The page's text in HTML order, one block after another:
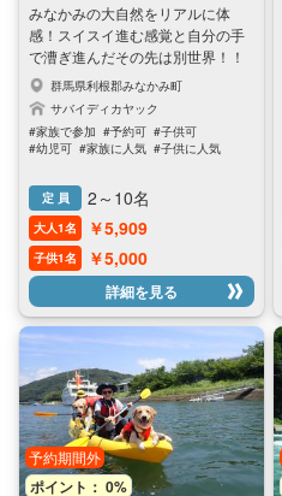
みなかみの大自然をリアルに体
感！スイスイ進む感覚と自分の手
で漕ぎ進んだその先は別世界！！
森のサウンドに壮大な景色。大自
然の中に溶け込んじゃってくださ
い。ラッキーな日はリアルサファ
リ。野生動物たちの愛らしい姿や
姿が観れるかも。その日の天候や
自然の状況に合わせて湖の旅へご
案内いたします。
群馬県利根郡みなかみ町
サバイディカヤック
#家族で参加 #予約可 #子供可
#幼児可 #家族に人気 #子供に人気
定 員
2～10名
大人1名 ￥5,909
子供1名 ￥5,000
詳細を見る
ポイント： 0%
予約期間外